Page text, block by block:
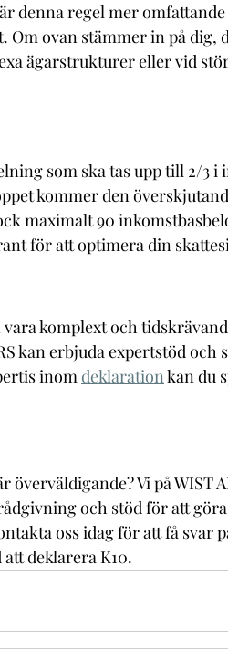
denna regel mer
ovan stämmer in på dig,
ägarstrukturer eller vid
som ska tas upp till 2/3 i
kommer den
maximalt 90
för att optimera din
komplext och
kan erbjuda expertstöd och
inom deklaration kan du
Vi på WIST
och stöd för att
oss idag för att få svar
deklarera K10.